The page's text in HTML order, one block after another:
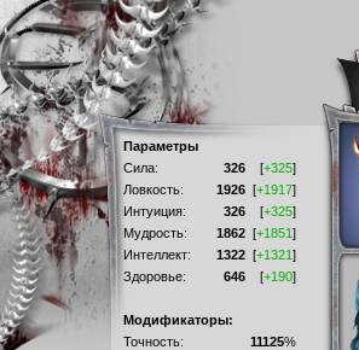
Параметры
Сила:
326 [+325]
Ловкость:
1926 [+1917]
Интуиция:
326 [+325]
Мудрость:
1862 [+1851]
Интеллект:
1322 [+1321]
Здоровье:
646 [+190]
Модификаторы:
Точность:
11125%